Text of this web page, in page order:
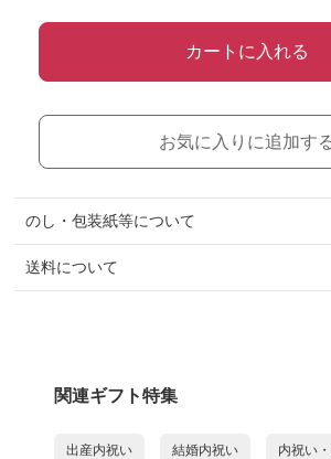
カートに入れる
お気に入りに追加す
のし・包装紙等について
送料について
関連ギフト特集
出産内祝い 結婚内祝い 内祝い